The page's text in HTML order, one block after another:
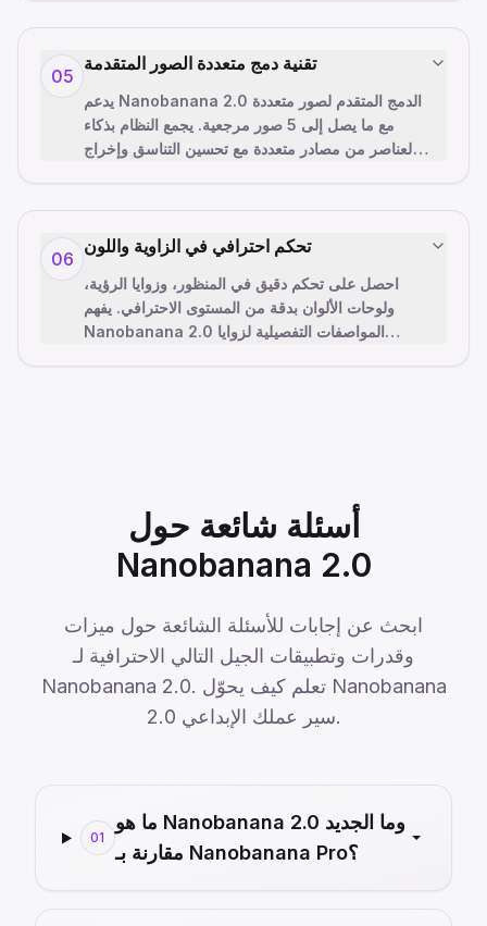
05
تقنية دمج متعددة الصور المتقدمة
يدعم Nanobanana 2.0 الدمج المتقدم لصور متعددة
مع ما يصل إلى 5 صور مرجعية. يجمع النظام بذكاء
العناصر من مصادر متعددة مع تحسين التناسق وإخراج
06
تحكم احترافي في الزاوية واللون
احصل على تحكم دقيق في المنظور، وزوايا الرؤية،
ولوحات الألوان بدقة من المستوى الاحترافي. يفهم
Nanobanana 2.0 المواصفات التفصيلية لزوايا
أسئلة شائعة حول
Nanobanana 2.0
ابحث عن إجابات للأسئلة الشائعة حول ميزات
وقدرات وتطبيقات الجيل التالي الاحترافية لـ
Nanobanana 2.0. تعلم كيف يحوّل Nanobanana
2.0 سير عملك الإبداعي.
01
ما هو Nanobanana 2.0 وما الجديد
مقارنة بـ Nanobanana Pro؟